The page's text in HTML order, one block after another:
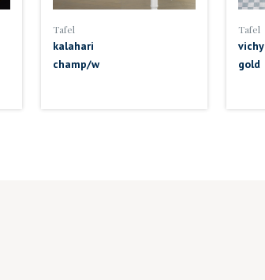
Tafel
kalahari
champ/w
Tafel
vichy
gold